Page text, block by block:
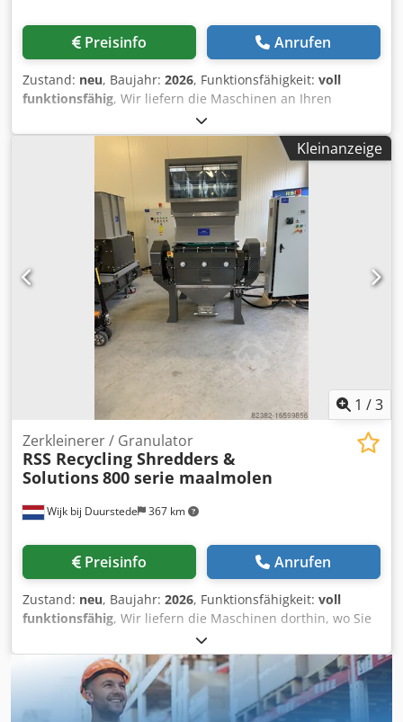
Preisinfo Anrufen
Zustand: neu, Baujahr: 2026, Funktionsfähigkeit: voll
funktionsfähig, Wir liefern die Maschinen an Ihren
Wunschort und installieren diese auf Wunsch in
Absprache. Dksdpfxog Ainqs Al Njr Optional: Edelstahl-
Auslauf, Edelstahlsilo, Gebläse, Rohrleitungen ca. 3 Meter.
Mahlmühle 1000er Serie 45 kW, 3 x 10 Messersätze oder
auf Wunsch 5 x 2 Rotor-Konfiguration (abgebildet: Heavy-
Duty-Rotorsatz und Standard 3x2 Satz) 2 x Statoren
Siebdeck nach Ihrem Wunsch Produktauslauf und
Lagerung in verschiedenen Kombinationen besonders
günstig erhältlich Motorleistung anpassbar. Weitere
Anpassungen wie z. B. Rotoränderungen, mehr Messer
(z.B. 5 Messerreihen) oder Heavy-Duty-Ausführung
möglich. Lieferung nach Absprache. Rufen Sie uns an oder
schreiben Sie uns zur Beratung oder bei Fragen. Bitte
geben Sie Ihren Namen, Firmennamen und eine korrekte
Telefonnummer an. Ohne diese Daten kann RSS Recycling
Shredders and Solutions nicht reagieren.
Kleinanzeige
1 /3
Wijk bij Duurstede 367 km
Zerkleinerer / Granulator
RSS Recycling Shredders &
Solutions800 serie maalmolen
Preisinfo Anrufen
Zustand: neu, Baujahr: 2026, Funktionsfähigkeit: voll
funktionsfähig, Wir liefern die Maschinen dorthin, wo Sie
sie haben wollen, und installieren sie, wenn Sie es
wünschen, in gegenseitigem Einvernehmen. Optional:
Austragselement aus Edelstahl, Vorratssilo aus Edelstahl,
Gebläse, Rohrleitungen ca. 3 Meter. Schleifer 800 Serie 22
kW oder 37 kW Konfiguration mit 3 x 2 Messersätzen.